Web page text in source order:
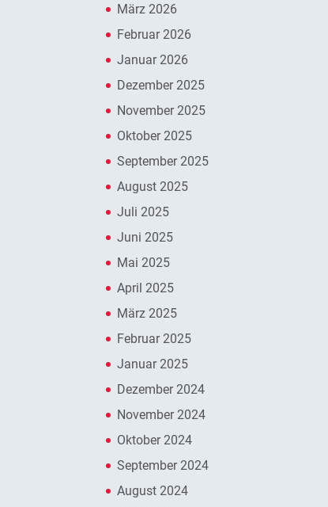
März 2026
Februar 2026
Januar 2026
Dezember 2025
November 2025
Oktober 2025
September 2025
August 2025
Juli 2025
Juni 2025
Mai 2025
April 2025
März 2025
Februar 2025
Januar 2025
Dezember 2024
November 2024
Oktober 2024
September 2024
August 2024